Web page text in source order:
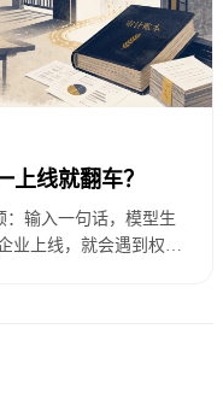
件事
。
不是给模型看的
上线就翻车？
：输入一句话，模型生
业上线，就会遇到权